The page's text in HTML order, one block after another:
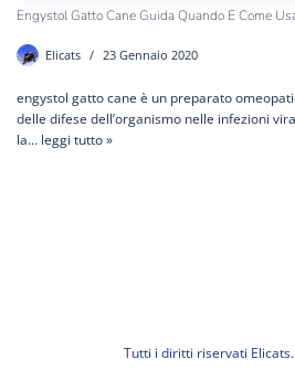
Engystol Gatto Cane Guida Quando E Come
Elicats 23 Gennaio 2020
engystol gatto cane è un preparato
delle difese dell’organismo nelle infezioni
la… leggi tutto »
Tutti i diritti riservati